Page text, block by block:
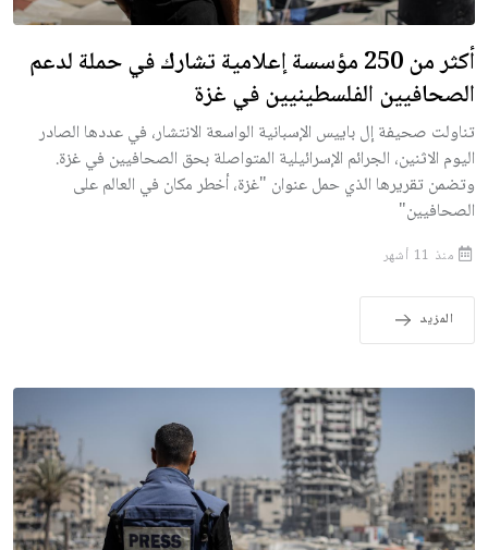
أكثر من 250 مؤسسة إعلامية تشارك في حملة لدعم
الصحافيين الفلسطينيين في غزة
تناولت صحيفة إل باييس الإسبانية الواسعة الانتشار، في عددها الصادر
اليوم الاثنين، الجرائم الإسرائيلية المتواصلة بحق الصحافيين في غزة.
وتضمن تقريرها الذي حمل عنوان "غزة، أخطر مكان في العالم على
الصحافيين"
منذ 11 أشهر
المزيد